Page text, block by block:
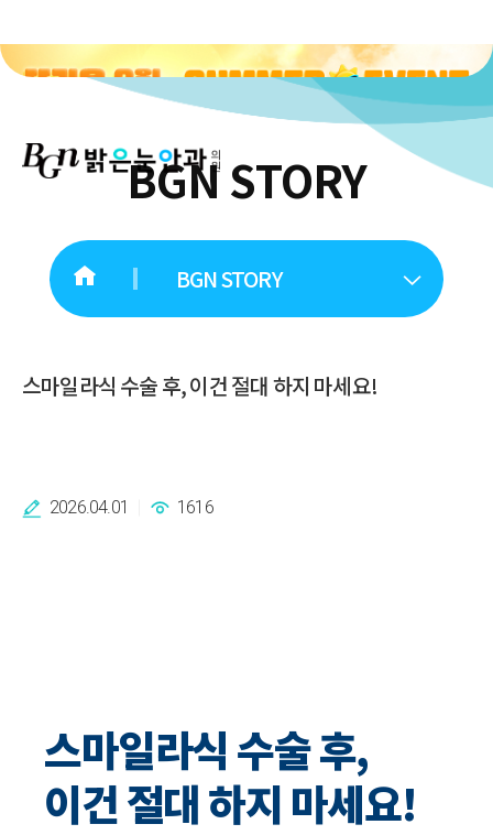
BGN STORY
BGN STORY
스마일라식 수술 후, 이건 절대 하지 마세요!
2026.04.01 1616
스마일라식 수술 후,
이건 절대 하지 마세요!